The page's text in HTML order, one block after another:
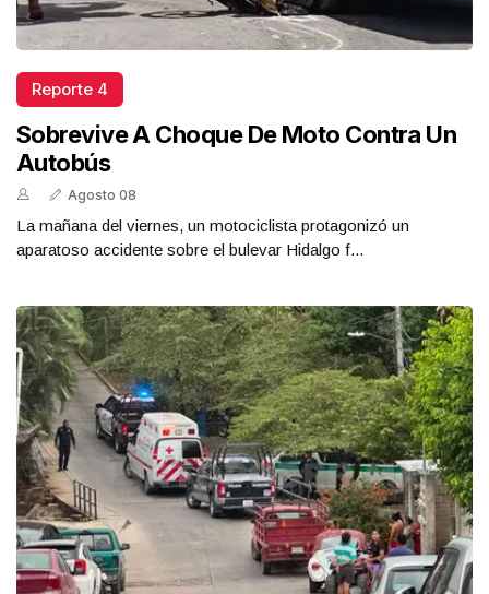
Reporte 4
Sobrevive A Choque De Moto Contra Un
Autobús
Agosto 08
La mañana del viernes, un motociclista protagonizó un
aparatoso accidente sobre el bulevar Hidalgo f...